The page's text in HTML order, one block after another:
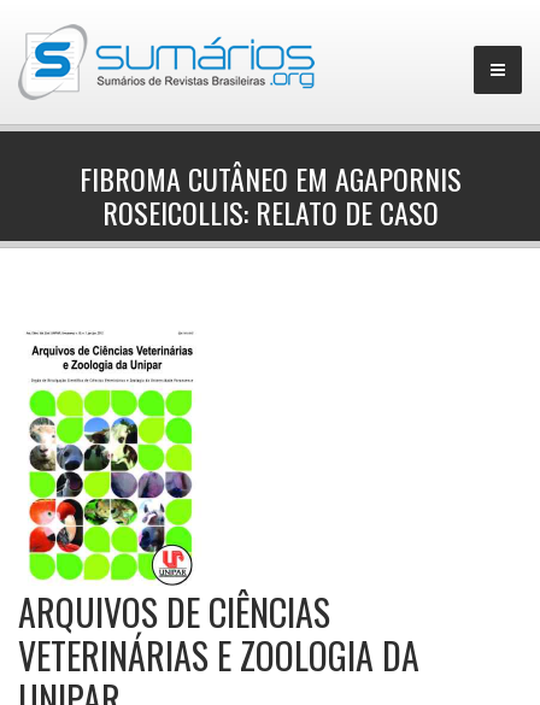
FIBROMA CUTÂNEO EM AGAPORNIS
ROSEICOLLIS: RELATO DE CASO
ARQUIVOS DE CIÊNCIAS
VETERINÁRIAS E ZOOLOGIA DA